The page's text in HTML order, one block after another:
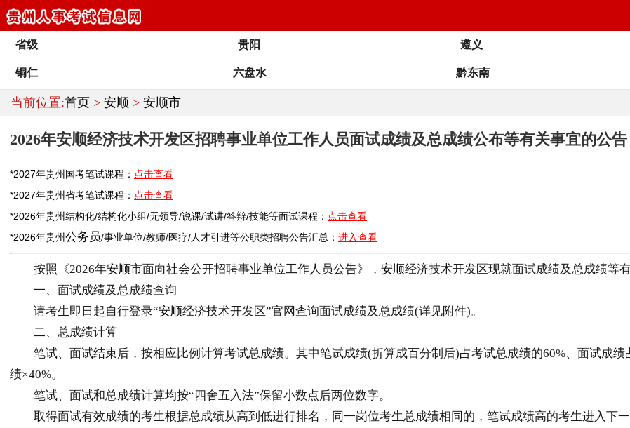
省级 贵阳 遵义
铜仁 六盘水 黔东南
当前位置:首页 > 安顺 > 安顺市
2026年安顺经济技术开发区招聘事业单位工作人员面试成绩及总成绩公布等有关事宜的公告
*2027年贵州 国考笔试课程： 点击查看
*2027年贵州省考笔试课程： 点击查看
*2026年贵州结构化/结构化小组/无领导/说课/试讲/答辩/技能等面试课程： 点击查看
*2026年贵州公务员/事业单位/教师/医疗/人才引进等公职类招聘公告汇总： 进入查看
按照《2026年安顺市面向社会公开招聘事业单位工作人员公告》， 安顺经济技术开发区现就面试成绩及总成绩等
一、面试成绩及总成绩查询
请考生即日起自行登录“安顺经济技术开发区”官网查询面试成绩及总成绩(详见附件)。
二、总成绩计算
笔试、面试结束后，按相应比例计算考试总成绩。其中笔试成绩(折算成百分制后)占考试总成绩的60%、面试成绩
绩×40%。
笔试、面试和总成绩计算均按“四舍五入法”保留小数点后两位数字。
取得面试有效成绩的考生根据总成绩从高到低进行排名，同一岗位考生总成绩相同的，笔试成绩高的考生进入下